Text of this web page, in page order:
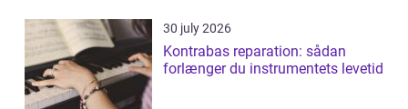
30 july 2026
Kontrabas reparation: sådan
forlænger du instrumentets levetid